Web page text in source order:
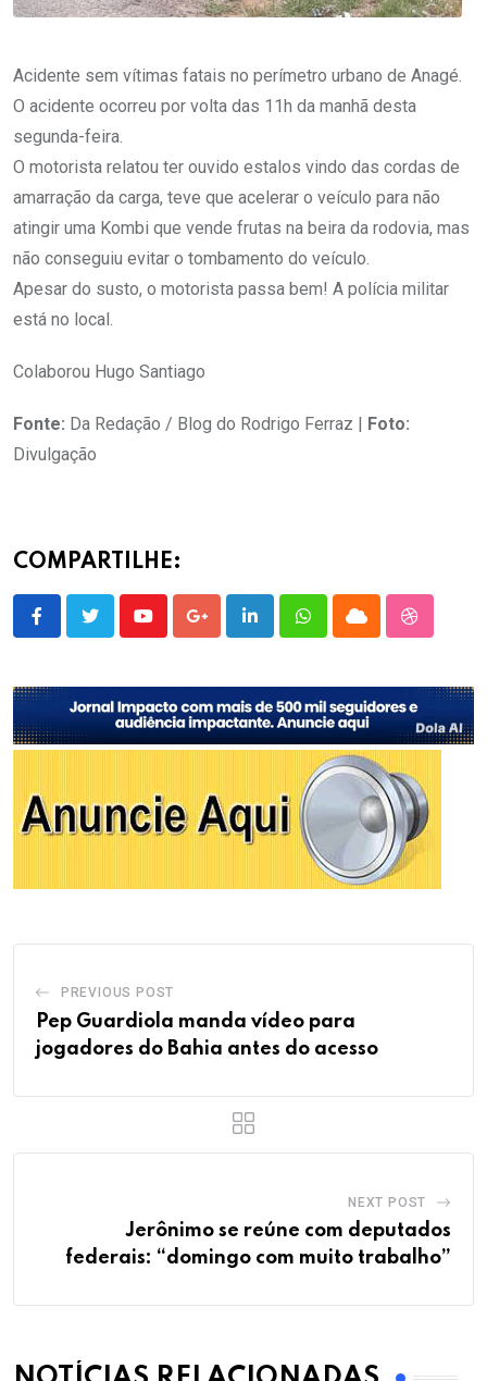
Acidente sem vítimas fatais no perímetro urbano de Anagé.
O acidente ocorreu por volta das 11h da manhã desta
segunda-feira.
O motorista relatou ter ouvido estalos vindo das cordas de
amarração da carga, teve que acelerar o veículo para não
atingir uma Kombi que vende frutas na beira da rodovia, mas
não conseguiu evitar o tombamento do veículo.
Apesar do susto, o motorista passa bem! A polícia militar
está no local.
Colaborou Hugo Santiago
Fonte: Da Redação / Blog do Rodrigo Ferraz |
Foto:
Divulgação
COMPARTILHE:
YoutubeGoogle+LinkedInWhatsappCloud
PREVIOUS POST
Pep Guardiola manda vídeo para
jogadores do Bahia antes do acesso
NEXT POST
Jerônimo se reúne com deputados
federais: “domingo com muito trabalho”